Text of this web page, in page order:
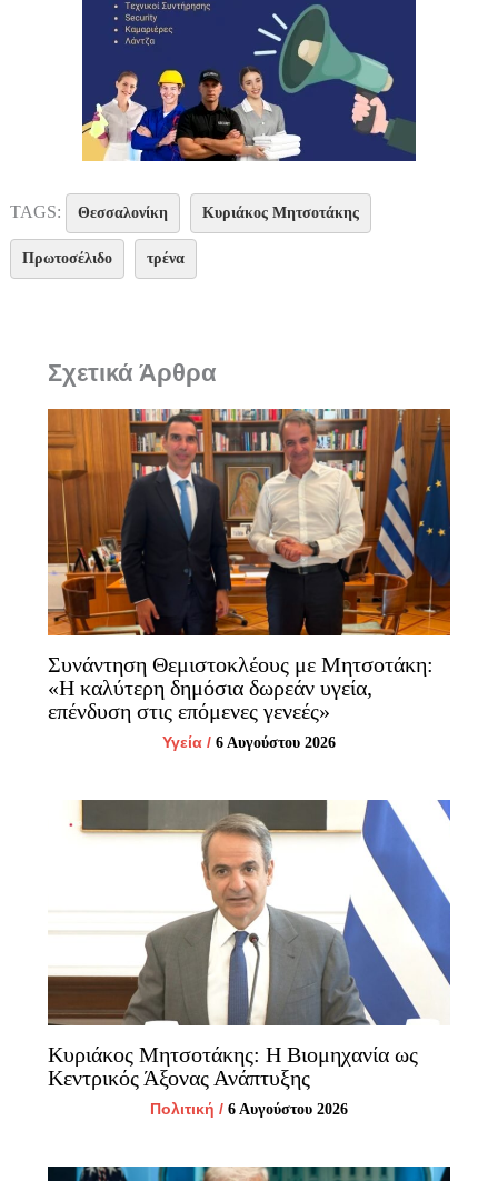
TAGS: Θεσσαλονίκη Κυριάκος Μητσοτάκης
Πρωτοσέλιδο τρένα
Σχετικά Άρθρα
Συνάντηση Θεμιστοκλέους με Μητσοτάκη:
«Η καλύτερη δημόσια δωρεάν υγεία,
επένδυση στις επόμενες γενεές»
Υγεία / 6 Αυγούστου 2026
Κυριάκος Μητσοτάκης: Η Βιομηχανία ως
Κεντρικός Άξονας Ανάπτυξης
Πολιτική / 6 Αυγούστου 2026